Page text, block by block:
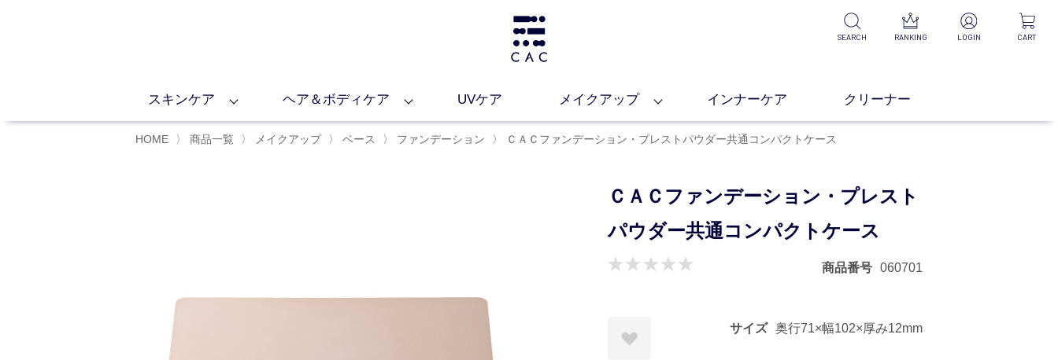
スキンケア ヘア＆ボディケア UVケア メイクアップ インナーケア クリーナー
SEARCH RANKING LOGIN CART
HOME 〉 商品一覧 〉 メイクアップ 〉 ベース 〉 ファンデーション 〉 ＣＡＣファンデーション・プレストパウダー共通コンパクトケース
ＣＡＣファンデーション・プレスト
パウダー共通コンパクトケース
商品番号 060701
お気に入りに登録するサイズ 奥行71×幅102×厚み12mm